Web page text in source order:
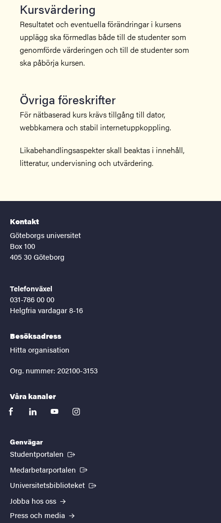
Kursvärdering
Resultatet och eventuella förändringar i kursens
upplägg ska förmedlas både till de studenter som
genomförde värderingen och till de studenter som
ska påbörja kursen.
Övriga föreskrifter
För nätbaserad kurs krävs tillgång till dator,
webbkamera och stabil internetuppkoppling.
Likabehandlingsaspekter skall beaktas i innehåll,
litteratur, undervisning och utvärdering.
Kontakt
Göteborgs universitet
Box 100
405 30 Göteborg
Telefonväxel
031-786 00 00
Helgfria vardagar 8-16
Besöksadress
Hitta organisation
Org. nummer: 202100-3153
Våra kanaler
facebooklinkedinyoutubeinstagram
Genvägar
Studentportalen (Extern länk)
Medarbetarportalen (Extern länk)
Universitetsbiblioteket (Extern länk)
Jobba hos oss
Press och media